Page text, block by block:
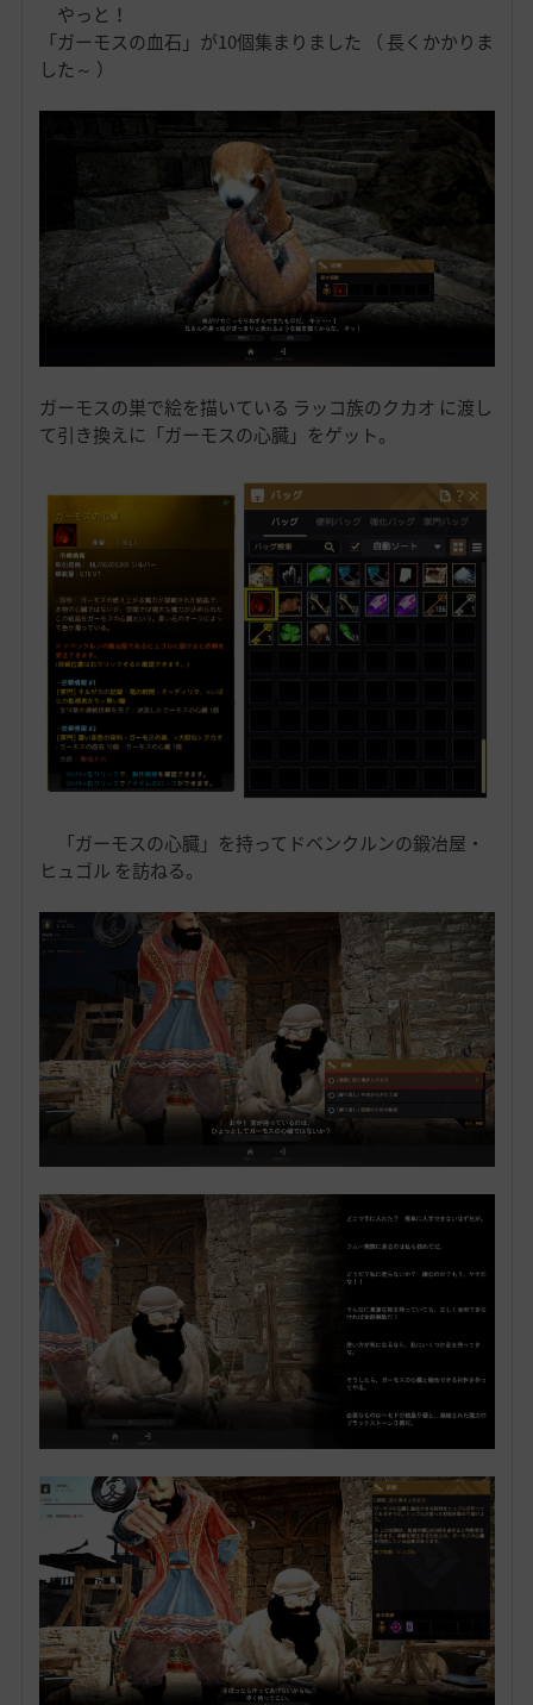
やっと！
「ガーモスの血石」が10個集まりました （ 長くかかりま
した～ ）
ガーモスの巣で絵を描いている ラッコ族のクカオ に渡し
て引き換えに「ガーモスの心臓」をゲット。
「ガーモスの心臓」を持ってドベンクルンの鍛冶屋・
ヒュゴル を訪ねる。